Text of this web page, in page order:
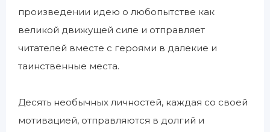
произведении идею о любопытстве как
великой движущей силе и отправляет
читателей вместе с героями в далекие и
таинственные места.
Десять необычных личностей, каждая со своей
мотивацией, отправляются в долгий и